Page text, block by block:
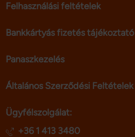
Felhasználási feltételek
Bankkártyás fizetés tájékoztató
Panaszkezelés
Általános Szerződési Feltételek
Ügyfélszolgálat:
+36 1 413 3480